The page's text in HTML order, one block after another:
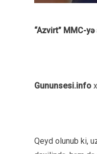
“Azvirt” MMC-
Gununsesi.info
Qeyd olunub ki,